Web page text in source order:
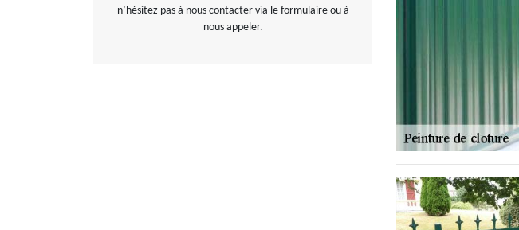
n’hésitez pas à nous contacter via le formulaire ou à
nous appeler.